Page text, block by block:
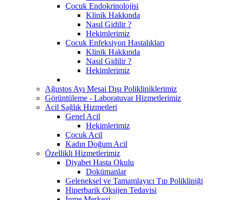
Çocuk Endokrinolojisi
Klinik Hakkında
Nasıl Gidilir ?
Hekimlerimiz
Çocuk Enfeksiyon Hastalıkları
Klinik Hakkında
Nasıl Gidilir ?
Hekimlerimiz
Ağustos Ayı Mesai Dışı Polikliniklerimiz
Görüntüleme - Laboratuvar Hizmetlerimiz
Acil Sağlık Hizmetleri
Genel Acil
Hekimlerimiz
Çocuk Acil
Kadın Doğum Acil
Özellikli Hizmetlerimiz
Diyabet Hasta Okulu
Dokümanlar
Geleneksel ve Tamamlayıcı Tıp Polikliniği
Hiperbarik Oksijen Tedavisi